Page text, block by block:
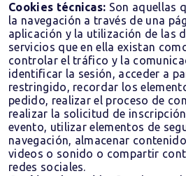
Cookies técnicas: Son aquellas
la navegación a través de una
aplicación y la utilización de las
servicios que en ella existan
controlar el tráfico y la
identificar la sesión, acceder a
restringido, recordar los
pedido, realizar el proceso de
realizar la solicitud de
evento, utilizar elementos de
navegación, almacenar
videos o sonido o compartir
redes sociales.